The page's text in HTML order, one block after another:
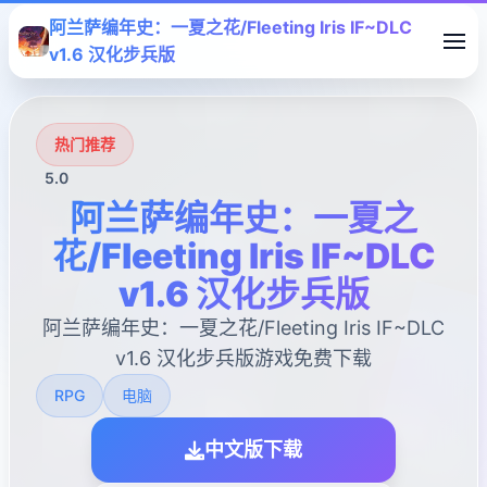
阿兰萨编年史：一夏之花/Fleeting Iris IF~DLC
v1.6 汉化步兵版
热门推荐
5.0
阿兰萨编年史：一夏之
花/Fleeting Iris IF~DLC
v1.6 汉化步兵版
阿兰萨编年史：一夏之花/Fleeting Iris IF~DLC
v1.6 汉化步兵版游戏免费下载
RPG 电脑
中文版下载